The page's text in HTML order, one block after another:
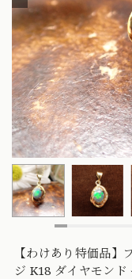
【わけあり特価品
ジ K18 ダイヤモン